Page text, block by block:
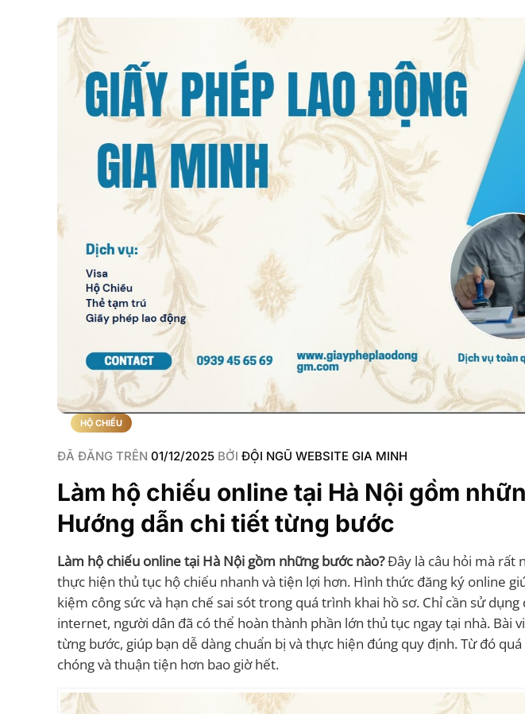
HỘ CHIẾU
ĐÃ ĐĂNG TRÊN 01/12/2025 BỞI ĐỘI NGŨ WEBSITE GIA MINH
Làm hộ chiếu online tại Hà Nội gồm
Hướng dẫn chi tiết từng bước
Làm hộ chiếu online tại Hà Nội gồm những bước nào?Đây là câu hỏi mà rất
thực hiện thủ tục hộ chiếu nhanh và tiện lợi hơn. Hình thức đăng ký online
kiệm công sức và hạn chế sai sót trong quá trình khai hồ sơ. Chỉ cần sử
internet, người dân đã có thể hoàn thành phần lớn thủ tục ngay tại nhà. Bài
từng bước, giúp bạn dễ dàng chuẩn bị và thực hiện đúng quy định. Từ đó
chóng và thuận tiện hơn bao giờ hết.